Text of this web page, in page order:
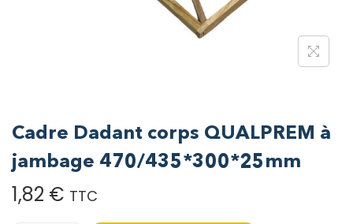
Cadre Dadant corps QUALPREM à
jambage 470/435*300*25mm
1,82 € TTC